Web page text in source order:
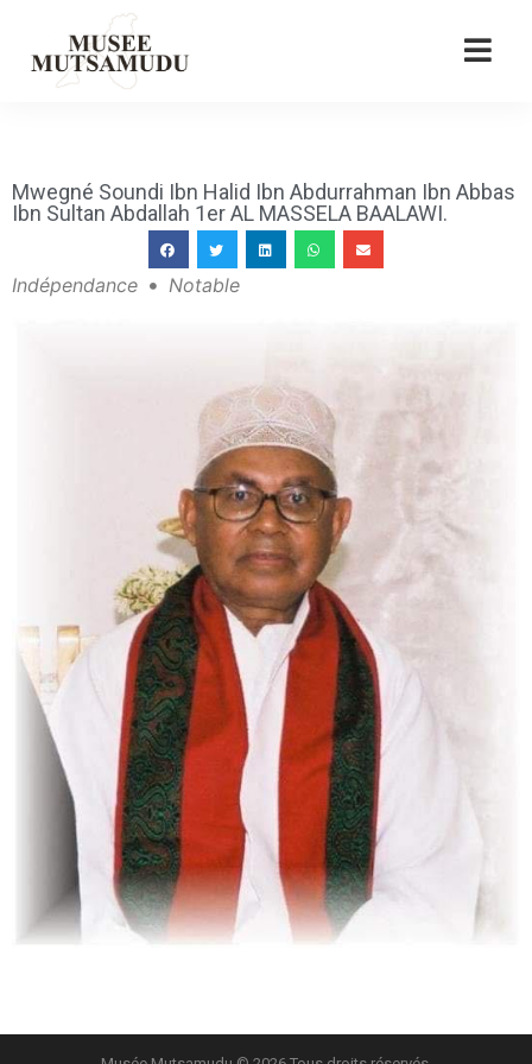
Mwegné Soundi Ibn Halid Ibn Abdurrahman Ibn Abbas
Ibn Sultan Abdallah 1er AL MASSELA BAALAWI.
Indépendance Notable